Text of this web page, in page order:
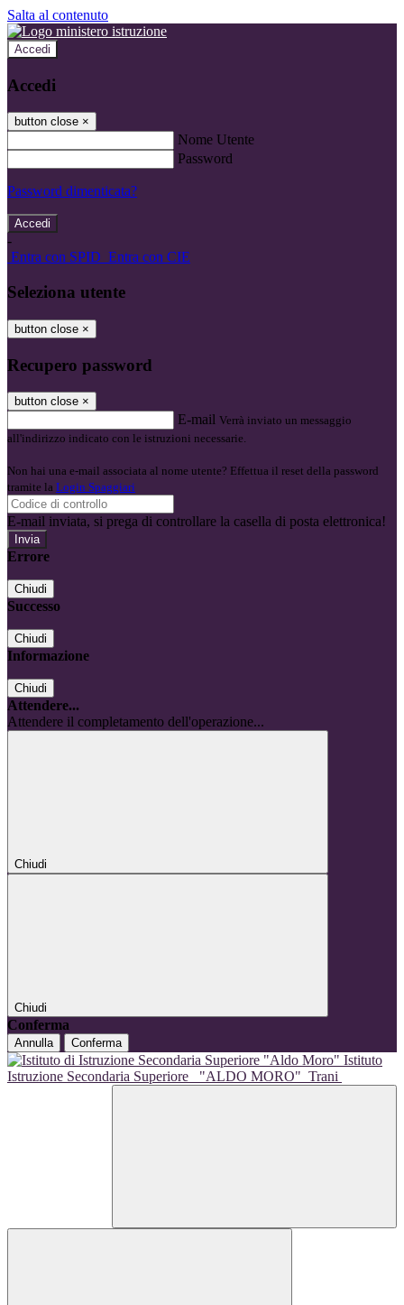
Salta al contenuto
Accedi
Accedi
button close ×
Nome Utente
Password
Password dimenticata?
-
Entra con SPID Entra con CIE
Seleziona utente
button close ×
Recupero password
button close ×
E-mail Verrà inviato un messaggio
all'indirizzo indicato con le istruzioni necessarie.
Non hai una e-mail associata al nome utente? Effettua il reset della password
tramite la Login Spaggiari
E-mail inviata, si prega di controllare la casella di posta elettronica!
Errore
Chiudi
Successo
Chiudi
Informazione
Chiudi
Attendere...
Attendere il completamento dell'operazione...
Chiudi
Chiudi
Conferma
Annulla Conferma
Istituto
Istruzione Secondaria Superiore
"ALDO MORO" Trani